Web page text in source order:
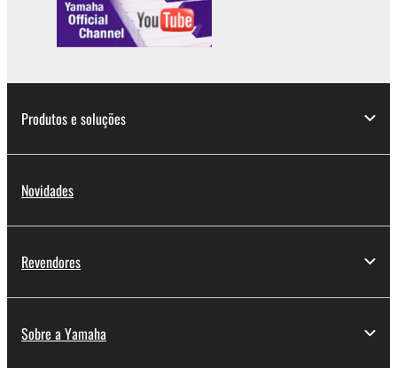
Produtos e soluções
Novidades
Revendores
Sobre a Yamaha